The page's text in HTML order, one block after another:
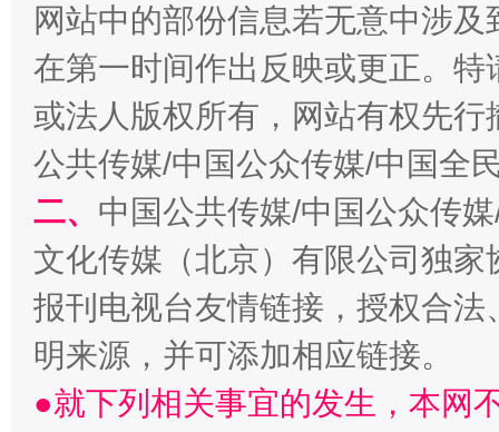
受贿1.44亿！段成刚被判无期 从幼
全民健身五年计划来了！等你上场
网站中的部份信息若无意中涉
在第一时间作出反映或更正。
或法人版权所有，网站有权先
公共传媒/中国公众传媒/中国全
二、 中国公共传媒/中国公众传
文化传媒（北京）有限公司独
报刊电视台友情链接，授权合
明来源，并可添加相应链接。
●就下列相关事宜的发生，本网